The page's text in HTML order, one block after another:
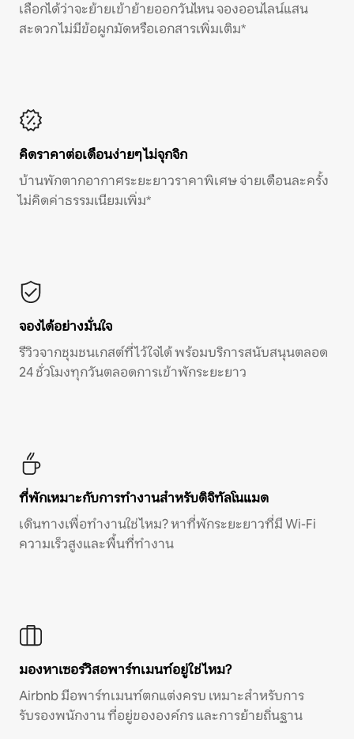
เลือกได้ว่าจะย้ายเข้าย้ายออกวันไหน จองออนไลน์แสน
สะดวก ไม่มีข้อผูกมัดหรือเอกสารเพิ่มเติม*
คิดราคาต่อเดือนง่ายๆ ไม่จุกจิก
บ้านพักตากอากาศระยะยาวราคาพิเศษ จ่ายเดือนละครั้ง
ไม่คิดค่าธรรมเนียมเพิ่ม*
จองได้อย่างมั่นใจ
รีวิวจากชุมชนเกสต์ที่ไว้ใจได้ พร้อมบริการสนับสนุนตลอด
24 ชั่วโมงทุกวันตลอดการเข้าพักระยะยาว
ที่พักเหมาะกับการทำงานสำหรับดิจิทัลโนแมด
เดินทางเพื่อทำงานใช่ไหม? หาที่พักระยะยาวที่มี Wi-Fi
ความเร็วสูงและพื้นที่ทำงาน
มองหาเซอร์วิสอพาร์ทเมนท์อยู่ใช่ไหม?
Airbnb มีอพาร์ทเมนท์ตกแต่งครบ เหมาะสำหรับการ
รับรองพนักงาน ที่อยู่ขององค์กร และการย้ายถิ่นฐาน